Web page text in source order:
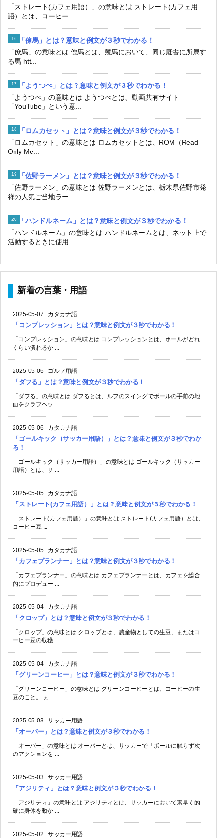
「ストレート(カフェ用語）」の意味とは ストレート(カフェ用
語）とは、コーヒー...
「僚馬」とは？意味と例文が３秒でわかる！
「僚馬」の意味とは 僚馬とは、競馬において、同じ厩舎に所属す
る馬 htt...
「ようつべ」とは？意味と例文が３秒でわかる！
「ようつべ」の意味とは ようつべとは、動画共有サイト
「YouTube」という意...
「ロムカセット」とは？意味と例文が３秒でわかる！
「ロムカセット」の意味とは ロムカセットとは、ROM（Read
Only Me...
「佐野ラーメン」とは？意味と例文が３秒でわかる！
「佐野ラーメン」の意味とは 佐野ラーメンとは、栃木県佐野市発
祥の人気ご当地ラー...
「ハンドルネーム」とは？意味と例文が３秒でわかる！
「ハンドルネーム」の意味とは ハンドルネームとは、ネット上で
活動するときに使用...
新着の言葉・用語
2025-05-07 : カタカナ語
「コンプレッション」とは？意味と例文が３秒でわかる！
「コンプレッション」の意味とは コンプレッションとは、ボールがどれ
くらい潰れるか ...
2025-05-06 : ゴルフ用語
「ダフる」とは？意味と例文が３秒でわかる！
「ダフる」の意味とは ダフるとは、ルフのスイングでボールの手前の地
面をクラブヘッ ...
2025-05-06 : カタカナ語
「ゴールキック（サッカー用語）」とは？意味と例文が３秒でわか
る！
「ゴールキック（サッカー用語）」の意味とは ゴールキック（サッカー
用語）とは、サ ...
2025-05-05 : カタカナ語
「ストレート(カフェ用語）」とは？意味と例文が３秒でわかる！
「ストレート(カフェ用語）」の意味とは ストレート(カフェ用語）とは、
コーヒー豆 ...
2025-05-05 : カタカナ語
「カフェプランナー」とは？意味と例文が３秒でわかる！
「カフェプランナー」の意味とは カフェプランナーとは、カフェを総合
的にプロデュー ...
2025-05-04 : カタカナ語
「クロップ」とは？意味と例文が３秒でわかる！
「クロップ」の意味とは クロップとは、農産物としての生豆、またはコ
ーヒー豆の収穫 ...
2025-05-04 : カタカナ語
「グリーンコーヒー」とは？意味と例文が３秒でわかる！
「グリーンコーヒー」の意味とは グリーンコーヒーとは、コーヒーの生
豆のこと。 ま ...
2025-05-03 : サッカー用語
「オーバー」とは？意味と例文が３秒でわかる！
「オーバー」の意味とは オーバーとは、サッカーで「ボールに触らず次
のアクションを ...
2025-05-03 : サッカー用語
「アジリティ」とは？意味と例文が３秒でわかる！
「アジリティ」の意味とは アジリティとは、サッカーにおいて素早く的
確に身体を動か ...
2025-05-02 : サッカー用語